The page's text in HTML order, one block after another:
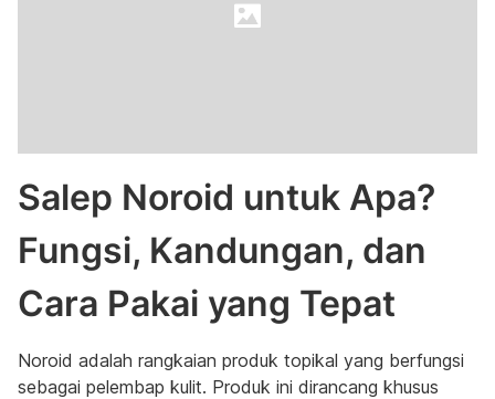
Salep Noroid untuk Apa?
Fungsi, Kandungan, dan
Cara Pakai yang Tepat
Noroid adalah rangkaian produk topikal yang berfungsi
sebagai pelembap kulit. Produk ini dirancang khusus